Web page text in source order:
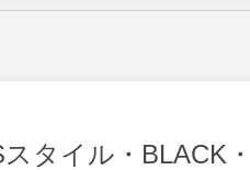
タイル・BLACK